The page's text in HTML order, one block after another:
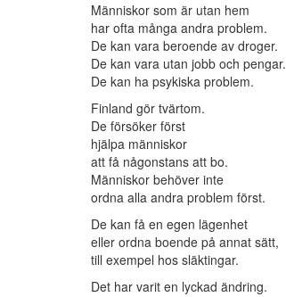
Människor som är utan hem
har ofta många andra problem.
De kan vara beroende av droger.
De kan vara utan jobb och pengar.
De kan ha psykiska problem.
Finland gör tvärtom.
De försöker först
hjälpa människor
att få någonstans att bo.
Människor behöver inte
ordna alla andra problem först.
De kan få en egen lägenhet
eller ordna boende på annat sätt,
till exempel hos släktingar.
Det har varit en lyckad ändring.